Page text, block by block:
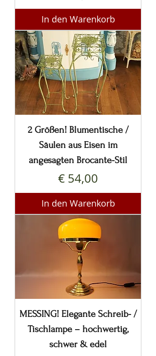
In den Warenkorb
2 Größen! Blumentische /
Säulen aus Eisen im
angesagten Brocante-Stil
Preis
€ 54,00
In den Warenkorb
MESSING! Elegante Schreib- /
Tischlampe – hochwertig,
schwer & edel